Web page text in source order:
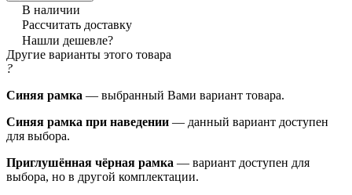
В наличии
Рассчитать доставку
Нашли дешевле?
Другие варианты этого товара
?
Синяя рамка — выбранный Вами вариант товара.
Синяя рамка при наведении — данный вариант доступен
для выбора.
Приглушённая чёрная рамка — вариант доступен для
выбора, но в другой комплектации.